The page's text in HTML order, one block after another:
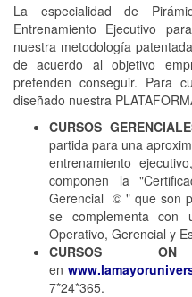
La especialidad de
Entrenamiento Ejecutivo
nuestra metodología
de acuerdo al objetivo
pretenden conseguir. Para
diseñado nuestra
CURSOS
partida para una
entrenamiento
componen la
Gerencial © " que son
se complementa con
Operativo, Gerencial y
CURSOS
en
7*24*365.